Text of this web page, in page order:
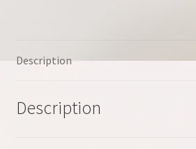
Description
Description